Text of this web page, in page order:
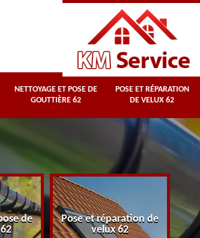
NETTOYAGE ET POSE DE
GOUTTIÈRE 62
POSE ET RÉPARATION
DE VELUX 62
de
Pose et réparation de
velux 62